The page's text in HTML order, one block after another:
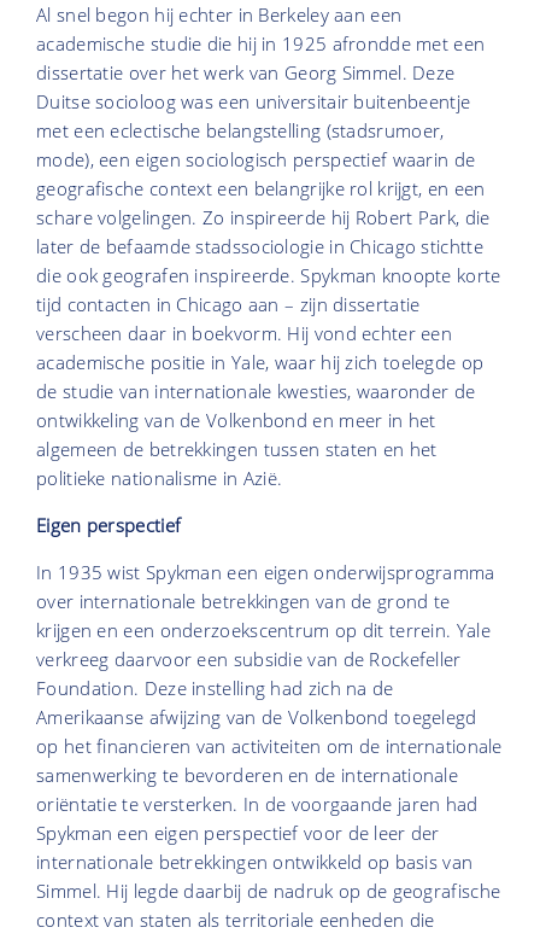
Al snel begon hij echter in Berkeley aan een
academische studie die hij in 1925 afrondde met een
dissertatie over het werk van Georg Simmel. Deze
Duitse socioloog was een universitair buitenbeentje
met een eclectische belangstelling (stadsrumoer,
mode), een eigen sociologisch perspectief waarin de
geografische context een belangrijke rol krijgt, en een
schare volgelingen. Zo inspireerde hij Robert Park, die
later de befaamde stadssociologie in Chicago stichtte
die ook geografen inspireerde. Spykman knoopte korte
tijd contacten in Chicago aan – zijn dissertatie
verscheen daar in boekvorm. Hij vond echter een
academische positie in Yale, waar hij zich toelegde op
de studie van internationale kwesties, waaronder de
ontwikkeling van de Volkenbond en meer in het
algemeen de betrekkingen tussen staten en het
politieke nationalisme in Azië.
Eigen perspectief
In 1935 wist Spykman een eigen onderwijsprogramma
over internationale betrekkingen van de grond te
krijgen en een onderzoekscentrum op dit terrein. Yale
verkreeg daarvoor een subsidie van de Rockefeller
Foundation. Deze instelling had zich na de
Amerikaanse afwijzing van de Volkenbond toegelegd
op het financieren van activiteiten om de internationale
samenwerking te bevorderen en de internationale
oriëntatie te versterken. In de voorgaande jaren had
Spykman een eigen perspectief voor de leer der
internationale betrekkingen ontwikkeld op basis van
Simmel. Hij legde daarbij de nadruk op de geografische
context van staten als territoriale eenheden die